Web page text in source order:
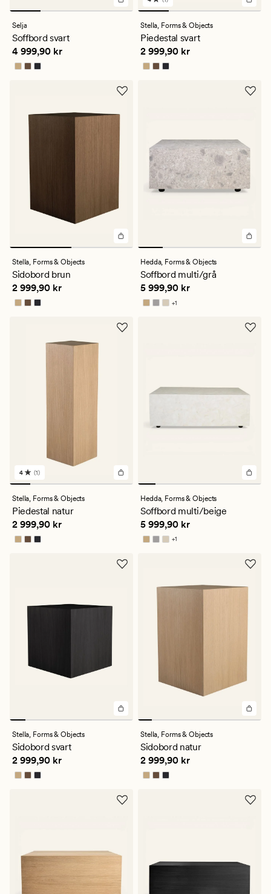
Selja
Soffbord svart
Pris 4 999,90 kr
4 999,90 kr
1
omdömen
med
ett
genomsnittligt
betyg
på
4
Stella, Forms & Objects
Piedestal svart
Pris 2 999,90 kr
2 999,90 kr
Stella, Forms & Objects
Sidobord brun
Pris 2 999,90 kr
2 999,90 kr
Hedda, Forms & Objects
Soffbord multi/grå
Pris 5 999,90 kr
5 999,90 kr
+1
Finns i fler färger
1
omdömen
med
ett
genomsnittligt
betyg
på
4
4 (1)
Stella, Forms & Objects
Piedestal natur
Pris 2 999,90 kr
2 999,90 kr
Hedda, Forms & Objects
Soffbord multi/beige
Pris 5 999,90 kr
5 999,90 kr
+1Finns i fler färger
Stella, Forms & Objects
Sidobord svart
Pris 2 999,90 kr
2 999,90 kr
Stella, Forms & Objects
Sidobord natur
Pris 2 999,90 kr
2 999,90 kr